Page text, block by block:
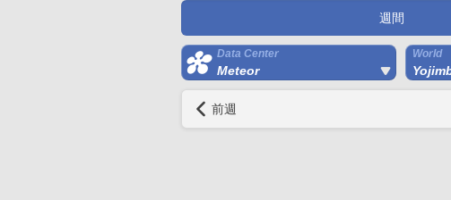
週間
Data Center
Meteor
World
前週